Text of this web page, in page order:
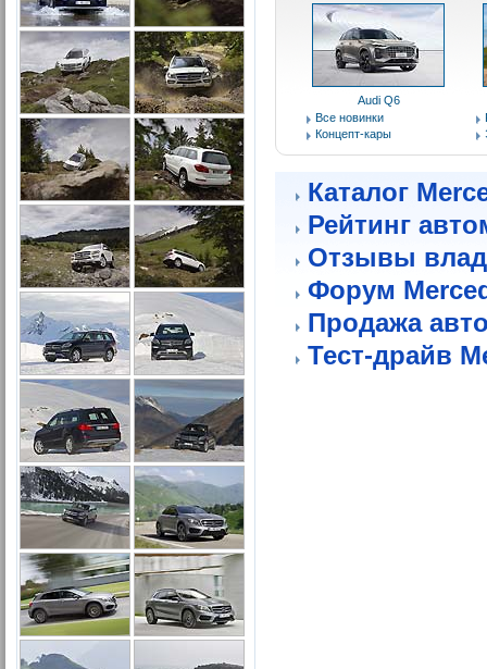
Audi Q6
Все новинки
Концепт-кары
Каталог
Рейтинг
Отзывы
Форум
Продажа
Тест-драйв